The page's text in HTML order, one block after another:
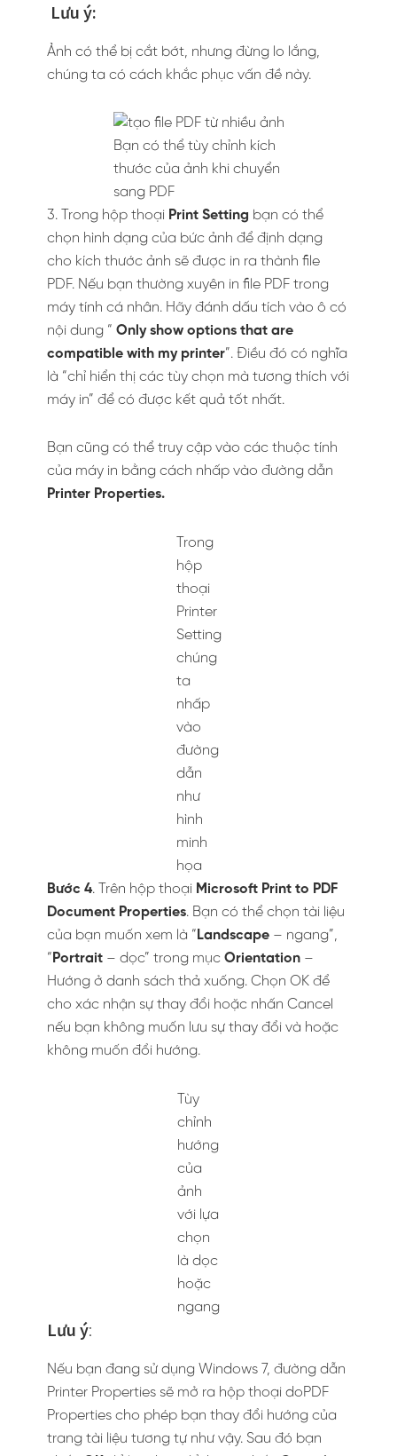
Lưu ý:
Ảnh có thể bị cắt bớt, nhưng đừng lo lắng,
chúng ta có cách khắc phục vấn đề này.
Bạn có thể tùy chỉnh kích
thước của ảnh khi chuyển
sang PDF
3. Trong hộp thoại Print Setting bạn có thể
chọn hình dạng của bức ảnh để định dạng
cho kích thước ảnh sẽ được in ra thành file
PDF. Nếu bạn thường xuyên in file PDF trong
máy tính cá nhân. Hãy đánh dấu tích vào ô có
nội dung “ Only show options that are
compatible with my printer”. Điều đó có nghĩa
là “chỉ hiển thị các tùy chọn mà tương thích với
máy in” để có được kết quả tốt nhất.
Bạn cũng có thể truy cập vào các thuộc tính
của máy in bằng cách nhấp vào đường dẫn
Printer Properties.
Trong hộp thoại Printer
Setting chúng ta nhấp
vào đường dẫn như hình
. Trên hộp thoạiMicrosoft Print to PDF
Document Properties. Bạn có thể chọn tài liệu
của bạn muốn xem là “Landscape
– dọc” trong mục
Hướng ở danh sách thả xuống. Chọn OK để
cho xác nhận sự thay đổi hoặc nhấn Cancel
nếu bạn không muốn lưu sự thay đổi và hoặc
không muốn đổi hướng.
Tùy chỉnh hướng của ảnh
với lựa chọn là dọc hoặc
ngang
Lưu ý:
Nếu bạn đang sử dụng Windows 7, đường dẫn
Printer Properties sẽ mở ra hộp thoại doPDF
Properties cho phép bạn thay đổi hướng của
để lưu thay đổi hoặc nhấn
nếu không muốn thay đổi.
Còn đây là giao diện
properties setting của
. Bạn sẽ được quay trở lại hộp thoại
. Nếu trước đó bạn thấy rằng bức
nhấp vào check box
ảnh. Tùy chọn checkbox này sẽ ảnh hưởng
đến toàn bộ các bức ảnh trong file PDF của
bạn. Nhấp vào Print để tạo file PDF của bạn.